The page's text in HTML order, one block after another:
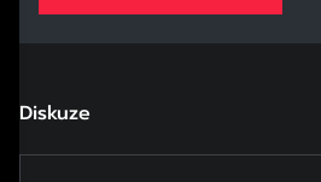
Diskuze